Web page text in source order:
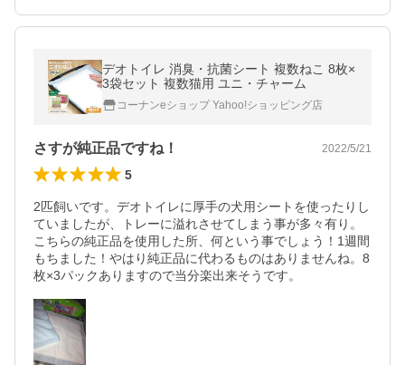
デオトイレ 消臭・抗菌シート 複数ねこ 8枚×
3袋セット 複数猫用 ユニ・チャーム
コーナンeショップ Yahoo!ショッピング店
さすが純正品ですね！ 2022/5/21
5
2匹飼いです。デオトイレに厚手の犬用シートを使ったりし
ていましたが、トレーに溢れさせてしまう事が多々有り。
こちらの純正品を使用した所、何という事でしょう！1週間
もちました！やはり純正品に代わるものはありませんね。8
枚×3パックありますので当分楽出来そうです。